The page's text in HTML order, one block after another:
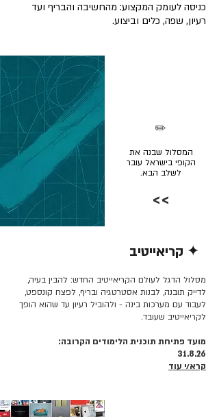
כניסה לעומק המקצוע: מהחשיבה והבריף ועד
רעיון, שפה, כלים וביצוע.
המסלול שבנה את
הקופי בישראל עובר
לשלב הבא.
✏️
>>
✦ קריאייטיב
מסלול הדגל לעולם הקריאייטיב החדש: להבין בעיה,
לדייק תובנה, לבנות אסטרטגיה ובריף, לפצח קונספט,
לעבוד עם מערכות בינה - ולהוביל רעיון עד שהוא הופך
לקריאייטיב שעובד.
מועד פתיחת תוכנית הלימודים הקרובה:
31.8.26
קרא/י עוד